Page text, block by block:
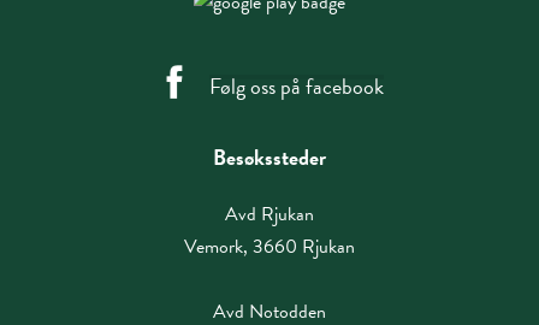
Følg oss på facebook
Besøkssteder
Avd Rjukan
Vemork, 3660 Rjukan
Avd Notodden